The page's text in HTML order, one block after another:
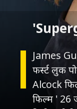
James
फर्स्ट लुक
Alcock
फिल्म ' 26